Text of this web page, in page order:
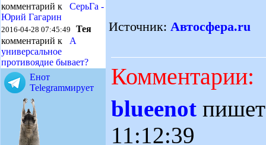
комментарий к СерьГа -
Юрий Гагарин
2016-04-28 07:45:49 Тея
комментарий к А
универсальное
противоядие бывает?
Енот
Telegramмирует
Источник: Автосфера.ru
Комментарии:
blueenot
11:12:39